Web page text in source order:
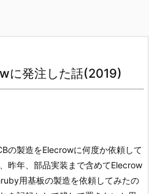
に発注した話(2019)
の製造をElecrowに何度か依頼して
昨年、部品実装まで含めてElecrow
用基板の製造を依頼してみたの